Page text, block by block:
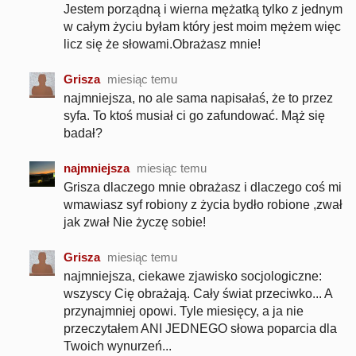
Jestem porządną i wierna mężatką tylko z jednym
w całym życiu byłam który jest moim mężem więc
licz się że słowami.Obrażasz mnie!
Grisza miesiąc temu
najmniejsza, no ale sama napisałaś, że to przez
syfa. To ktoś musiał ci go zafundować. Mąż się
badał?
najmniejsza miesiąc temu
Grisza dlaczego mnie obrażasz i dlaczego coś mi
wmawiasz syf robiony z życia bydło robione ,zwał
jak zwał Nie życzę sobie!
Grisza miesiąc temu
najmniejsza, ciekawe zjawisko socjologiczne:
wszyscy Cię obrażają. Cały świat przeciwko... A
przynajmniej opowi. Tyle miesięcy, a ja nie
przeczytałem ANI JEDNEGO słowa poparcia dla
Twoich wynurzeń...